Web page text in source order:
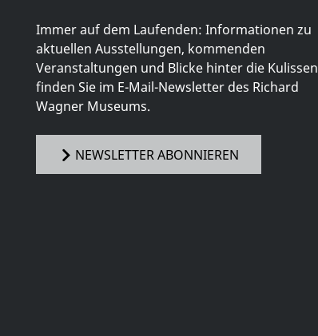
Immer auf dem Laufenden: Informationen zu
aktuellen Ausstellungen, kommenden
Veranstaltungen und Blicke hinter die Kulissen
finden Sie im E-Mail-Newsletter des Richard
Wagner Museums.
NEWSLETTER ABONNIEREN